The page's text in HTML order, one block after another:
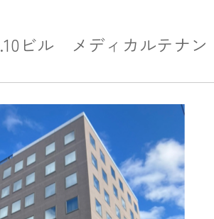
ビル メディカルテナン